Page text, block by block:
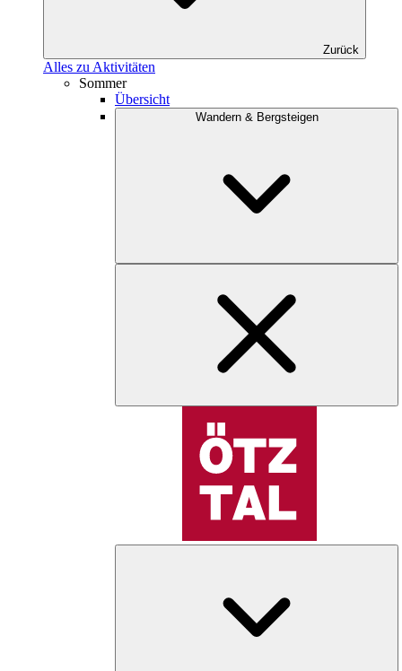
Zurück
Alles zu Aktivitäten
Sommer
Übersicht
Wandern & Bergsteigen